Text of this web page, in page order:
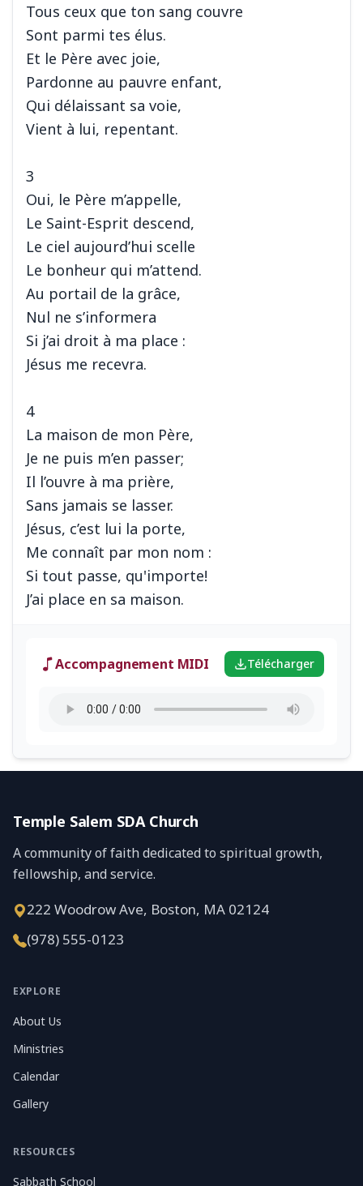
Tous ceux que ton sang couvre
Sont parmi tes élus.
Et le Père avec joie,
Pardonne au pauvre enfant,
Qui délaissant sa voie,
Vient à lui, repentant.
3
Oui, le Père m’appelle,
Le Saint-Esprit descend,
Le ciel aujourd’hui scelle
Le bonheur qui m’attend.
Au portail de la grâce,
Nul ne s’informera
Si j’ai droit à ma place :
Jésus me recevra.
4
La maison de mon Père,
Je ne puis m’en passer;
Il l’ouvre à ma prière,
Sans jamais se lasser.
Jésus, c’est lui la porte,
Me connaît par mon nom :
Si tout passe, qu'importe!
Accompagnement MIDI Télécharger
Temple Salem SDA Church
A community of faith dedicated to spiritual growth,
fellowship, and service.
222 Woodrow Ave, Boston, MA 02124
(978) 555-0123
EXPLORE
About Us
Ministries
Calendar
Gallery
RESOURCES
Sabbath School